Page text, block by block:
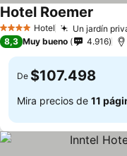
4 EstrellasHotel Un jardín
Hotel Roemer
8,3 Muy bueno 4.916
De $107.498
Mira precios de 11